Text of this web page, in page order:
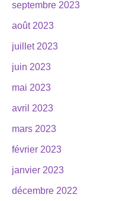
septembre 2023
août 2023
juillet 2023
juin 2023
mai 2023
avril 2023
mars 2023
février 2023
janvier 2023
décembre 2022